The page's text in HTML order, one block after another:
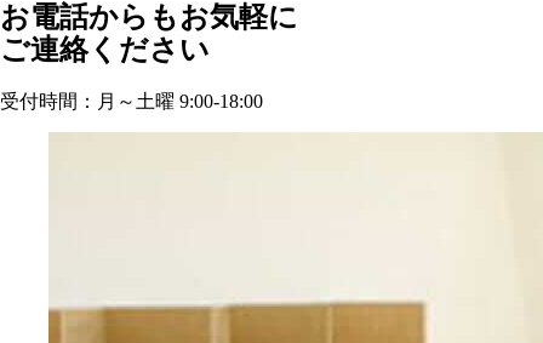
お電話からもお気軽に
ご連絡ください
受付時間：月～土曜 9:00-18:00